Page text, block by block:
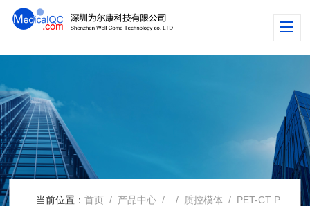
当前位置：首页 / 产品中心 / / 质控模体 / PET-CT Phantom，PET CT模体